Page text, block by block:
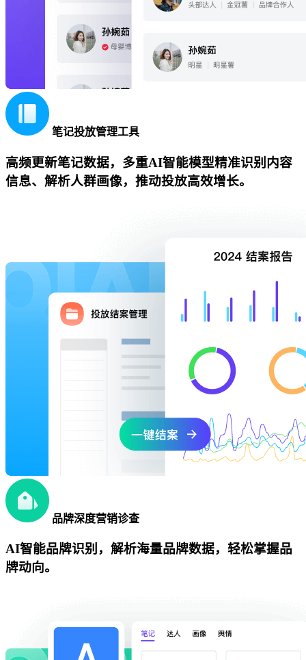
笔记投放管理工具
高频更新笔记数据，多重AI智能模型精准识别内容
信息、解析人群画像，推动投放高效增长。
品牌深度营销诊查
AI智能品牌识别，解析海量品牌数据，轻松掌握品
牌动向。